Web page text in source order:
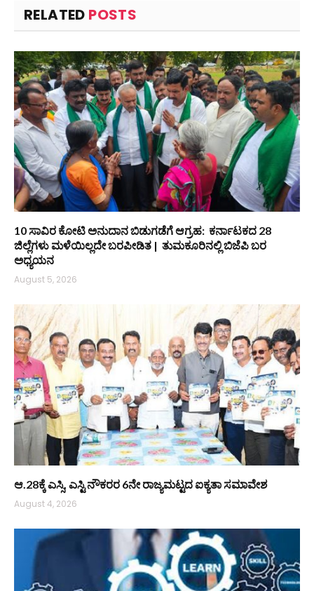
RELATED POSTS
10 ಸಾವಿರ ಕೋಟಿ ಅನುದಾನ ಬಿಡುಗಡೆಗೆ ಆಗ್ರಹ: ಕರ್ನಾಟಕದ 28
ಜಿಲ್ಲೆಗಳು ಮಳೆಯಿಲ್ಲದೇ ಬರಪೀಡಿತ | ತುಮಕೂರಿನಲ್ಲಿ ಬಿಜೆಪಿ ಬರ
ಅಧ್ಯಯನ
August 5, 2026
ಆ.28ಕ್ಕೆ ಎಸ್ಸಿ, ಎಸ್ಟಿ ನೌಕರರ 6ನೇ ರಾಜ್ಯಮಟ್ಟದ ಐಕ್ಯತಾ ಸಮಾವೇಶ
August 4, 2026